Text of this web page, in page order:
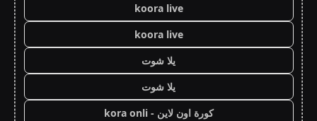
koora live
koora live
يلا شوت
يلا شوت
كورة اون لاين - kora onli